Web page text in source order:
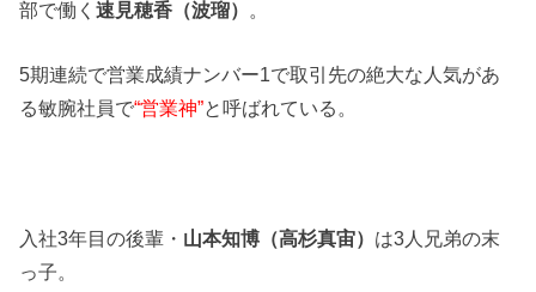
部で働く速見穂香（波瑠） 。
5期連続で営業成績ナンバー1で取引先の絶大な人気があ
る敏腕社員で“営業神”と呼ばれている。
入社3年目の後輩・ 山本知博（高杉真宙） は3人兄弟の末
っ子。